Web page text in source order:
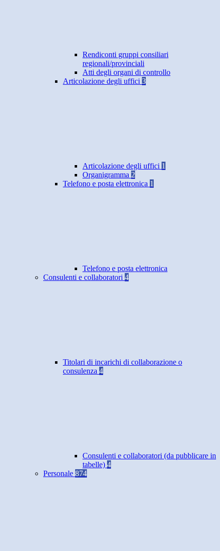
Rendiconti gruppi consiliari
regionali/provinciali
Atti degli organi di controllo
Articolazione degli uffici 3
Articolazione degli uffici 1
Organigramma 2
Telefono e posta elettronica 1
Telefono e posta elettronica
Consulenti e collaboratori 4
Titolari di incarichi di collaborazione o
consulenza 4
Consulenti e collaboratori (da pubblicare in
tabelle) 4
Personale 874